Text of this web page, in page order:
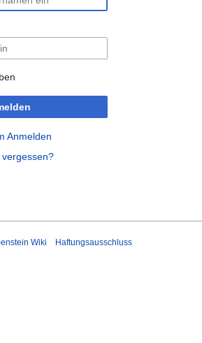
Anmelden
vergessen?
Wiki Haftungsausschluss